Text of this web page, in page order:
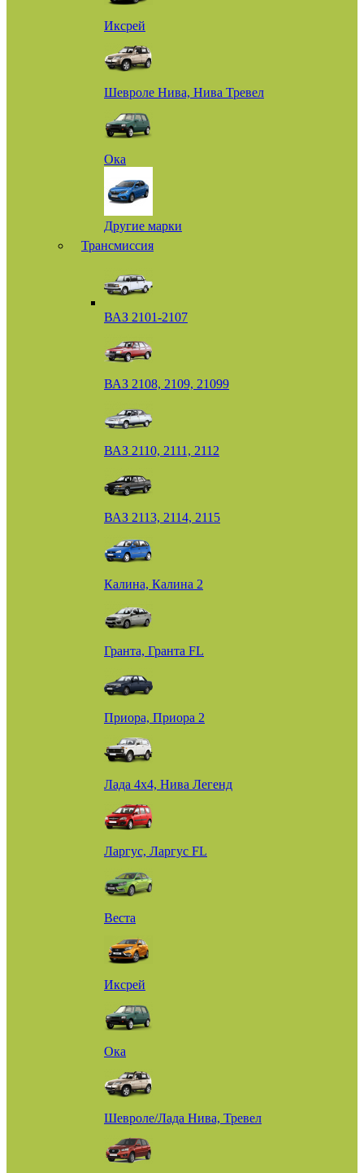
Иксрей
Шевроле Нива, Нива Тревел
Ока
Другие марки
Трансмиссия
ВАЗ 2101-2107
ВАЗ 2108, 2109, 21099
ВАЗ 2110, 2111, 2112
ВАЗ 2113, 2114, 2115
Калина, Калина 2
Гранта, Гранта FL
Приора, Приора 2
Лада 4х4, Нива Легенд
Ларгус, Ларгус FL
Веста
Иксрей
Ока
Шевроле/Лада Нива, Тревел